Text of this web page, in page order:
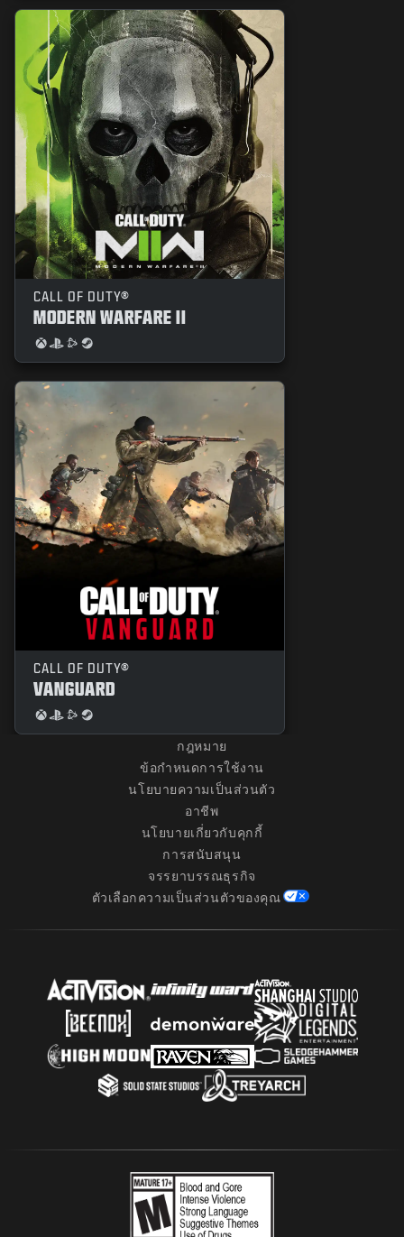
CALL OF DUTY®
MODERN WARFARE II
CALL OF DUTY®
VANGUARD
กฎหมาย
ข้อกำหนดการใช้งาน
นโยบายความเป็นส่วนตัว
อาชีพ
นโยบายเกี่ยวกับคุกกี้
การสนับสนุน
จรรยาบรรณธุรกิจ
ตัวเลือกความเป็นส่วนตัวของคุณ